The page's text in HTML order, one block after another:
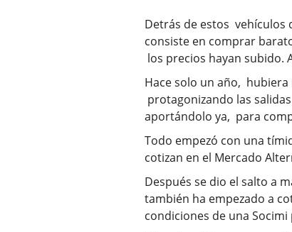
Detrás de estos vehículos
consiste en comprar
los precios hayan subido.
Hace solo un año,
protagonizando las
aportándolo ya, para
Todo empezó con una
cotizan en el Mercado
Después se dio el salto a
también ha empezado a
condiciones de una